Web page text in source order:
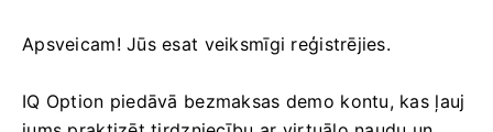
Apsveicam! Jūs esat veiksmīgi reģistrējies.
IQ Option piedāvā bezmaksas demo kontu, kas ļauj